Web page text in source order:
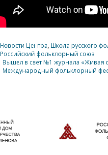
Рубрики
Новости Центра, Школа русского
Метки
Российский фольклорный союз
Вышел в свет №1 журнала «Живая
Международный фольклорный